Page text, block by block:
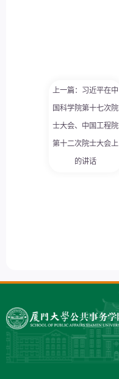
上一篇：习近平在中
国科学院第十七次院
士大会、中国工程院
第十二次院士大会上
的讲话